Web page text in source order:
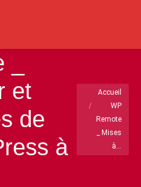
:
et
de
à
Vous êtes ici :
Accueil
WP
Remote
_ Mises
à…